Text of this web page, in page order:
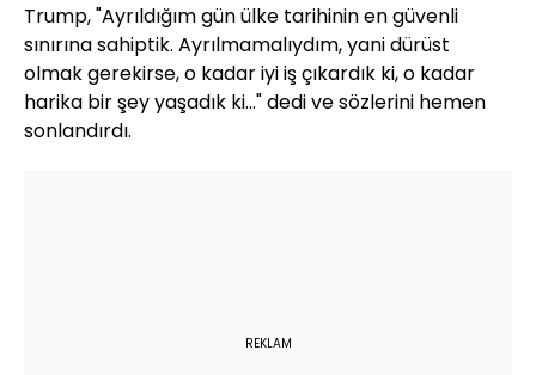
Trump, "Ayrıldığım gün ülke tarihinin en güvenli
sınırına sahiptik. Ayrılmamalıydım, yani dürüst
olmak gerekirse, o kadar iyi iş çıkardık ki, o kadar
harika bir şey yaşadık ki..." dedi ve sözlerini hemen
sonlandırdı.
REKLAM